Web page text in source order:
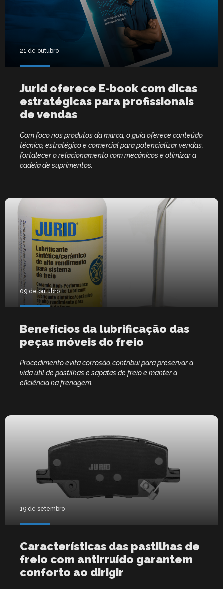
21 de outubro
Jurid oferece E-book com dicas
estratégicas para profissionais
de vendas
Com foco nos produtos da marca, o guia oferece conteúdo
técnico, estratégico e comercial para potencializar vendas,
fortalecer o relacionamento com mecânicos e otimizar a
cadeia de suprimentos.
09 de outubro
Benefícios da lubrificação das
peças móveis do freio
Procedimento evita corrosão, contribui para preservar a
vida útil de pastilhas e sapatas de freio e manter a
eficiência na frenagem.
19 de setembro
Características das pastilhas de
freio com antirruído garantem
conforto ao dirigir